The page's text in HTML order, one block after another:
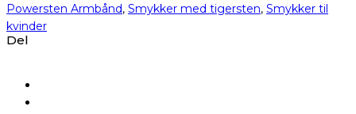
Powersten Armbånd, Smykker med tigersten, Smykker til
kvinder
Del